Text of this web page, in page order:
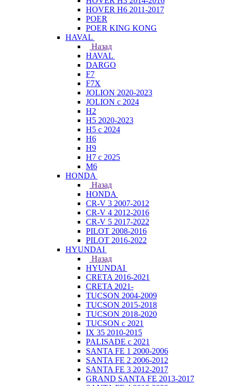
HOVER H6 2011-2017
POER
POER KING KONG
HAVAL
Назад
HAVAL
DARGO
F7
F7X
JOLION 2020-2023
JOLION с 2024
H2
H5 2020-2023
H5 с 2024
H6
H9
H7 с 2025
M6
HONDA
Назад
HONDA
CR-V 3 2007-2012
CR-V 4 2012-2016
CR-V 5 2017-2022
PILOT 2008-2016
PILOT 2016-2022
HYUNDAI
Назад
HYUNDAI
CRETA 2016-2021
CRETA 2021-
TUCSON 2004-2009
TUCSON 2015-2018
TUCSON 2018-2020
TUCSON с 2021
IX 35 2010-2015
PALISADE с 2021
SANTA FE 1 2000-2006
SANTA FE 2 2006-2012
SANTA FE 3 2012-2017
GRAND SANTA FE 2013-2017